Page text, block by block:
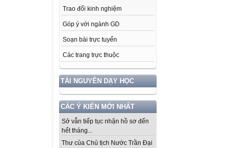
Trao đổi kinh nghiệm
Góp ý với ngành GD
Soạn bài trực tuyến
Các trang trực thuộc
TÀI NGUYÊN DẠY HỌC
CÁC Ý KIẾN MỚI NHẤT
Sở vẫn tiếp tục nhận hồ sơ đến
hết tháng...
Thư của Chủ tịch Nước Trần Đại